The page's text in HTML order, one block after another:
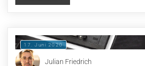
17. Juni 2020
Julian Friedrich